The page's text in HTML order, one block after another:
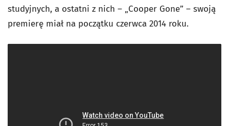
studyjnych, a ostatni z nich – „Cooper Gone” – swoją
premierę miał na początku czerwca 2014 roku.